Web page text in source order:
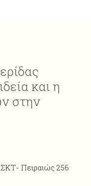
και η
στην
Πειραιώς 256